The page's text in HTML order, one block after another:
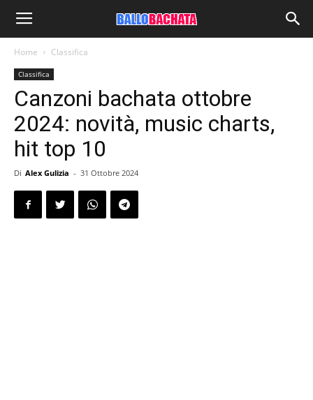
Home Classifica
Classifica
Canzoni bachata ottobre
2024: novità, music charts,
hit top 10
Di Alex Gulizia - 31 Ottobre 2024